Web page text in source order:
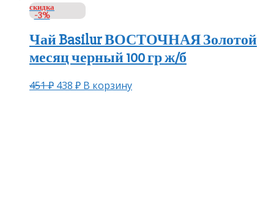
скидка
-3%
Чай Basilur ВОСТОЧНАЯ Золотой
месяц черный 100 гр ж/б
451₽ 438 ₽ В корзину